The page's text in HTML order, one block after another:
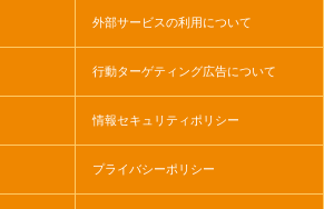
外部サービスの利用について
行動ターゲティング広告について
情報セキュリティポリシー
プライバシーポリシー